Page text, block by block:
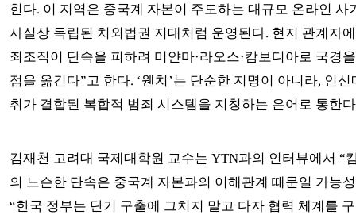
힌다. 이 지역은 중국계 자본이 주도하는 대규모 온라인 사
사실상 독립된 치외법권 지대처럼 운영된다. 현지 관계자
죄조직이 단속을 피하려 미얀마·라오스·캄보디아로 국경
점을 옮긴다”고 한다. ‘웬치’는 단순한 지명이 아니라, 인신
취가 결합된 복합적 범죄 시스템을 지칭하는 은어로 통한
김재천 고려대 국제대학원 교수는 YTN과의 인터뷰에서 “
의 느슨한 단속은 중국계 자본과의 이해관계 때문일 가능
“한국 정부는 단기 구출에 그치지 말고 다자 협력 체계를